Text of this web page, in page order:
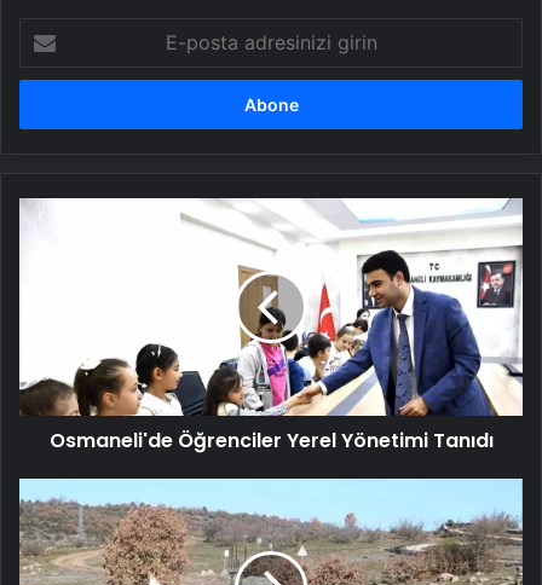
posta
adresinizi
Osmaneli'de
Osmaneli'de Öğrenciler Yerel Yönetimi Tanıdı
Başarı:
Jandarma
Merkezinde